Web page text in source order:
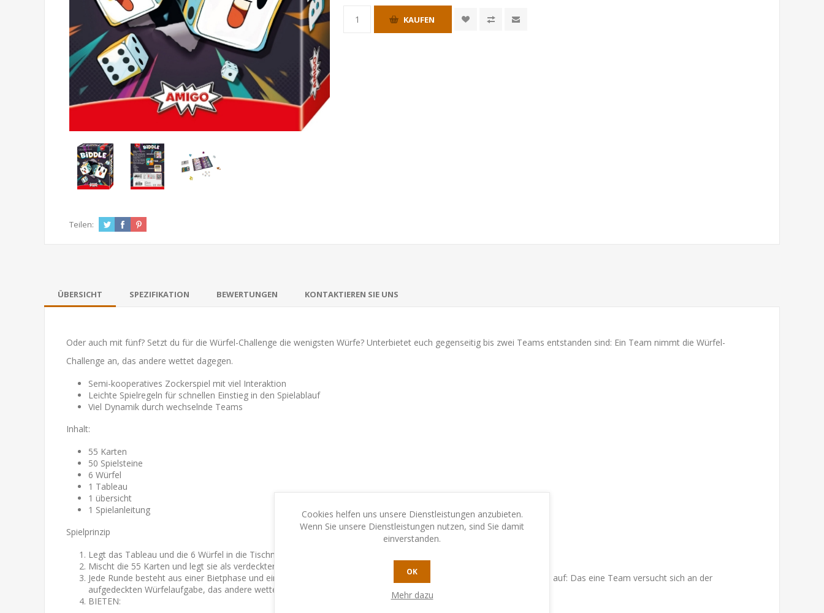
KAUFEN
Teilen:
ÜBERSICHT SPEZIFIKATION BEWERTUNGEN KONTAKTIEREN SIE UNS
Oder auch mit fünf? Setzt du für die Würfel-Challenge die wenigsten Würfe? Unterbietet euch gegenseitig bis zwei Teams entstanden sind: Ein Team nimmt die Würfel-
Challenge an, das andere wettet dagegen.
Semi-kooperatives Zockerspiel mit viel Interaktion
Leichte Spielregeln für schnellen Einstieg in den Spielablauf
Viel Dynamik durch wechselnde Teams
Inhalt:
55 Karten
50 Spielsteine
6 Würfel
1 Tableau
1 übersicht
1 Spielanleitung
Spielprinzip
Legt das Tableau und die 6 Würfel in die Tischmitte. Nehmt euch dann jeweils 10 Spielsteine einer Farbe.
Mischt die 55 Karten und legt sie als verdeckten Stapel bereit. Deckt davon die oberste Würfelaufgabe auf.
Jede Runde besteht aus einer Bietphase und einer Würfelphase. Im Verlauf der Bietphase teilt ihr euch in zwei Teams auf: Das eine Team versucht sich an der
aufgedeckten Würfelaufgabe, das andere wettet dagegen.
BIETEN:
Cookies helfen uns unsere Dienstleistungen anzubieten.
Wenn Sie unsere Dienstleistungen nutzen, sind Sie damit
einverstanden.
OK
Mehr dazu